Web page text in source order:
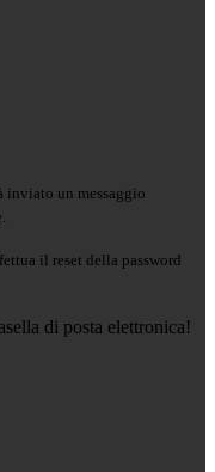
inviato un messaggio
il reset della password
di posta elettronica!